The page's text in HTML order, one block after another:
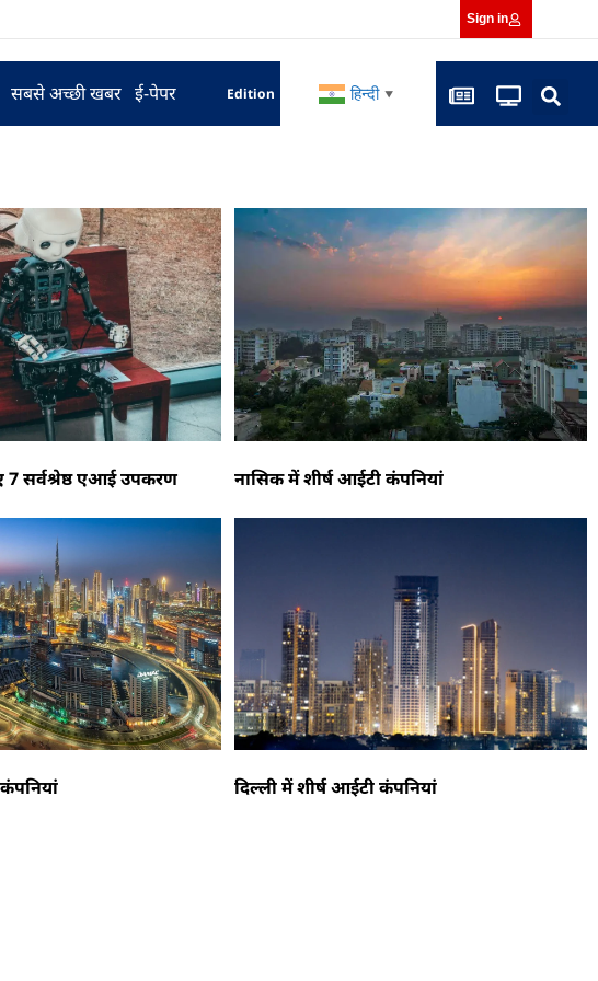
Sign in
सबसे अच्छी खबर ई-पेपर Edition हिन्दी ▼
सर्वश्रेष्ठ एआई उपकरण नासिक में शीर्ष आईटी कंपनियां
दिल्ली में शीर्ष आईटी कंपनियां